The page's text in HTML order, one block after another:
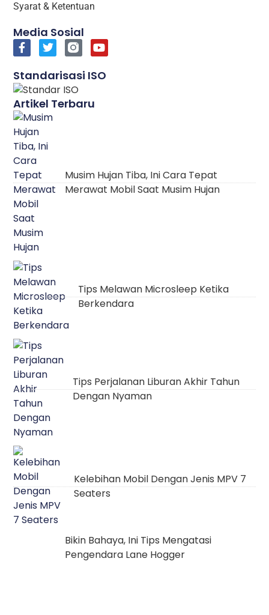
Artikel Terbaru
Musim Hujan Tiba, Ini Cara Tepat
Merawat Mobil Saat Musim Hujan
Tips Melawan Microsleep Ketika
Berkendara
Tips Perjalanan Liburan Akhir Tahun
Dengan Nyaman
Kelebihan Mobil Dengan Jenis MPV 7
Seaters
Bikin Bahaya, Ini Tips Mengatasi
Pengendara Lane Hogger
Syarat & Ketentuan
Media Sosial
Standarisasi ISO